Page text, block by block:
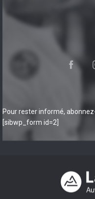
Pour rester informé,
[sibwp_form id=2]